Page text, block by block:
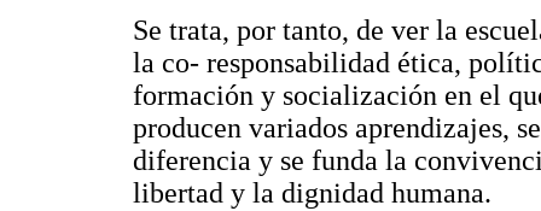
Se trata, por tanto, de ver la
la co- responsabilidad ética,
formación y socialización en el
producen variados aprendizajes,
diferencia y se funda la
libertad y la dignidad humana.